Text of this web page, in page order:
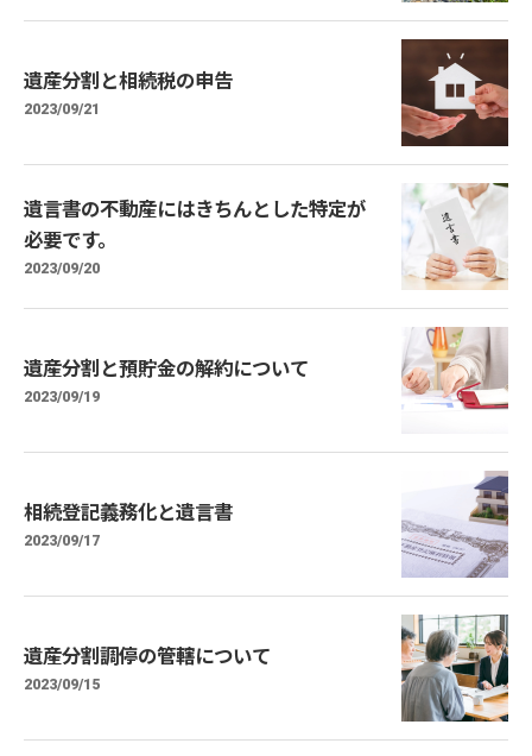
遺産分割と相続税の申告
2023/09/21
遺言書の不動産にはきちんとした特定が
必要です。
2023/09/20
遺産分割と預貯金の解約について
2023/09/19
相続登記義務化と遺言書
2023/09/17
遺産分割調停の管轄について
2023/09/15